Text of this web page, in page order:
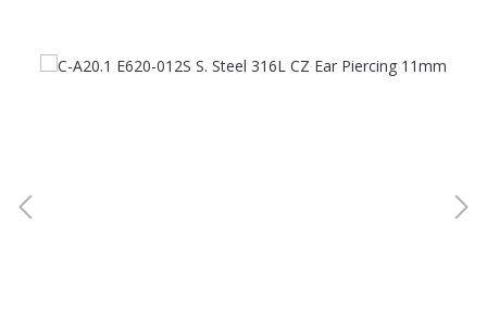
Afbeeldingengalerij overslaan